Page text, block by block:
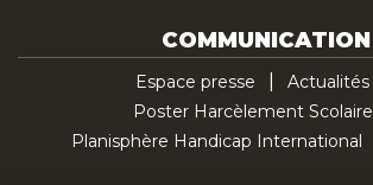
COMMUNICATION
Espace presse
Actualités
Poster Harcèlement Scolaire
Planisphère Handicap International